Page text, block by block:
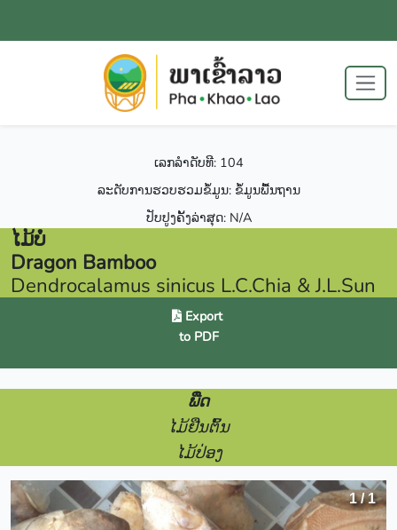
ເລກລຳດັບທີ: 104
ລະດັບການຮວບຮວມຂໍ້ມູນ: ຂໍ້ມູນພື້ນຖານ
ປັບປູງຄັ້ງລ່າສຸດ: N/A
ໄມ້ບໍ່
Dragon Bamboo
Dendrocalamus sinicus L.C.Chia & J.L.Sun
Export
to PDF
ພືດ
ໄມ້ຢືນຕົ້ນ
ໄມ້ປ່ອງ
1 / 1